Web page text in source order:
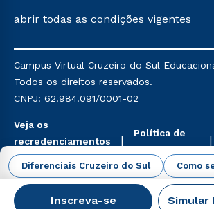
Diferenciais Cruzeiro do Sul Como
Inscreva-se Simular
Já para as demais, a taxa de
mencionadas são referentes aos
Religioso, Geografia para a Docência
do Ensino de História: Questões
abrir todas as condições vigentes
Campus Virtual Cruzeiro do Sul
Todos os direitos reservados.
CNPJ: 62.984.091/0001-02
Veja os
recredenciamentos
aqui
Política de
Privacidade